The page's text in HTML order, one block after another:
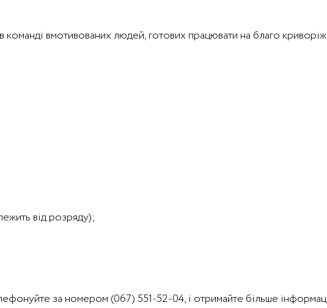
команді вмотивованих людей, готових працювати на благо
від розряду);
за номером (067) 551-52-04, і отримайте більше